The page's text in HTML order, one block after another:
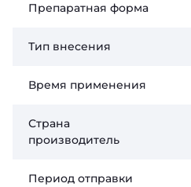
Препаратная форма
Тип внесения
Время применения
Страна
производитель
Период отправки